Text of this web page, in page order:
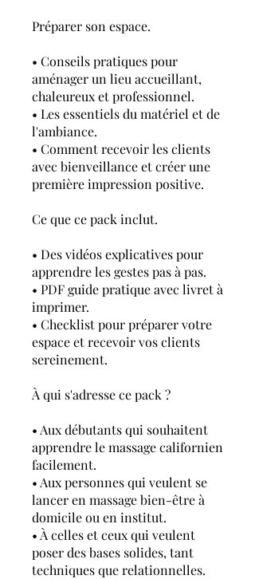
Préparer son espace.
• Conseils pratiques pour
aménager un lieu accueillant,
chaleureux et professionnel.
• Les essentiels du matériel et de
l'ambiance.
• Comment recevoir les clients
avec bienveillance et créer une
première impression positive.
Ce que ce pack inclut.
• Des vidéos explicatives pour
apprendre les gestes pas à pas.
• PDF guide pratique avec livret à
imprimer.
• Checklist pour préparer votre
espace et recevoir vos clients
sereinement.
À qui s'adresse ce pack ?
• Aux débutants qui souhaitent
apprendre le massage californien
facilement.
• Aux personnes qui veulent se
lancer en massage bien-être à
domicile ou en institut.
• À celles et ceux qui veulent
poser des bases solides, tant
techniques que relationnelles.